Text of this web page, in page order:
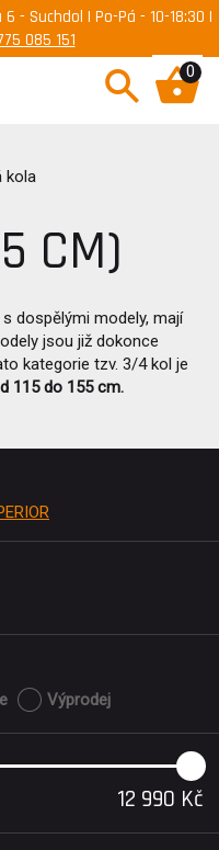
- Suchdol | Po-Pá - 10-18:30 |
085 151
0
kola
CM)
dospělými modely, mají
jsou již dokonce
kategorie tzv. 3/4 kol je
115 do 155 cm.
Výprodej
12 990 Kč